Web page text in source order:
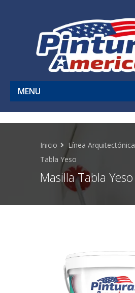
MENU
Masilla Tabla Yeso
Inicio Línea Arquitectónica
Tabla Yeso